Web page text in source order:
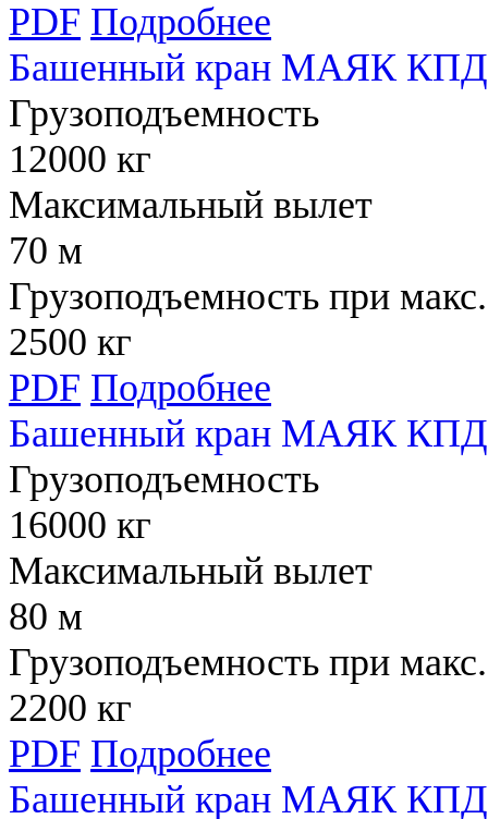
PDF Подробнее
Башенный кран МАЯК КПД
Грузоподъемность
12000 кг
Максимальный вылет
70 м
Грузоподъемность при
2500 кг
PDF Подробнее
Башенный кран МАЯК КПД
Грузоподъемность
16000 кг
Максимальный вылет
80 м
Грузоподъемность при
2200 кг
PDF Подробнее
Башенный кран МАЯК КПД